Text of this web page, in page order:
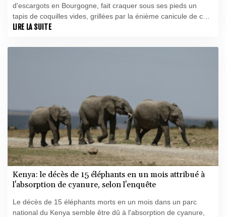
d'escargots en Bourgogne, fait craquer sous ses pieds un
tapis de coquilles vides, grillées par la énième canicule de cet
été. "On est en première ligne du changement climatique".
LIRE LA SUITE
Kenya: le décès de 15 éléphants en un mois attribué à
l'absorption de cyanure, selon l'enquête
Le décès de 15 éléphants morts en un mois dans un parc
national du Kenya semble être dû à l'absorption de cyanure,